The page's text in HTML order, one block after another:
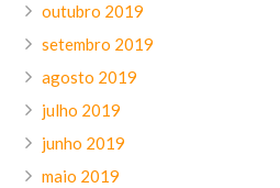
outubro 2019
setembro 2019
agosto 2019
julho 2019
junho 2019
maio 2019